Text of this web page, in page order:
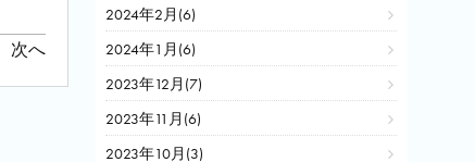
次へ
2024年2月(6)
2024年1月(6)
2023年12月(7)
2023年11月(6)
2023年10月(3)